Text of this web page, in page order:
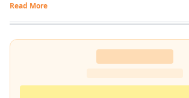
Read More